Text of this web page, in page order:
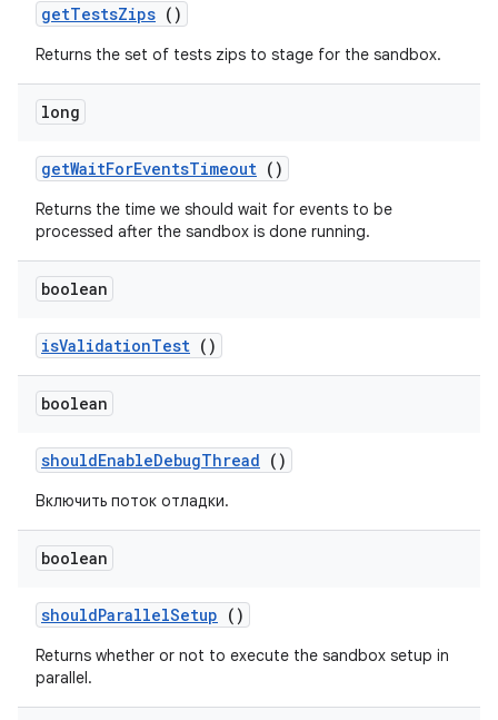
getTestsZips ()
Returns the set of tests zips to stage for the sandbox.
long
getWaitForEventsTimeout ()
Returns the time we should wait for events to be
processed after the sandbox is done running.
boolean
isValidationTest ()
boolean
shouldEnableDebugThread ()
Включить поток отладки.
boolean
shouldParallelSetup ()
Returns whether or not to execute the sandbox setup in
parallel.